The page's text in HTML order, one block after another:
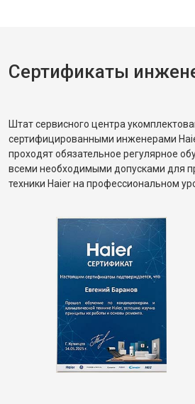
Сертификаты
Штат сервисного центра
сертифицированными инженерами
проходят обязательное регулярное
всеми необходимыми допусками для
техники Haier на профессиональном